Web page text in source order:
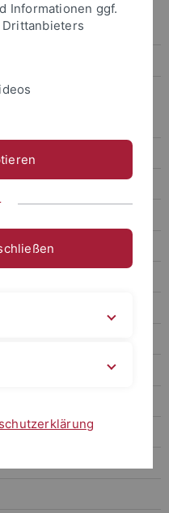
Informationen ggf.